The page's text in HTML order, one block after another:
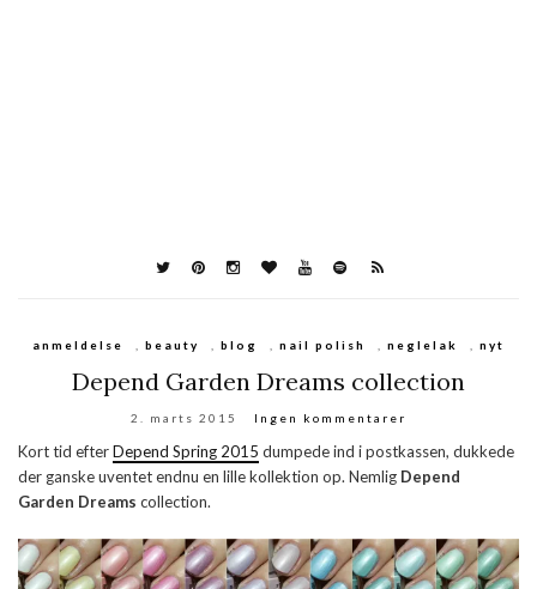
anmeldelse , beauty , blog , nail polish , neglelak , nyt
Depend Garden Dreams collection
2. marts 2015 Ingen kommentarer
Kort tid efterDepend Spring 2015 dumpede ind i postkassen, dukkede
der ganske uventet endnu en lille kollektion op. Nemlig Depend
Garden Dreams collection.